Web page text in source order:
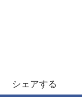
シェアする